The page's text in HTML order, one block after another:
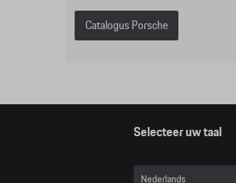
Catalogus Porsche
Selecteer uw taal
Nederlands